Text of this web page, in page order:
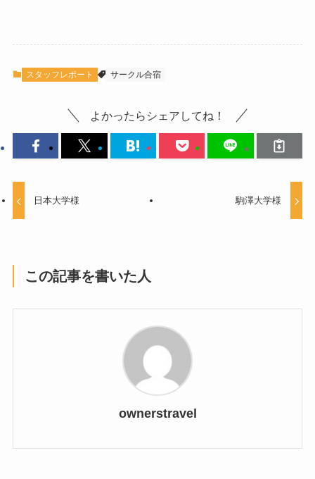
スタッフレポート サークル合宿
よかったらシェアしてね！
日本大学様 駒澤大学様
この記事を書いた人
ownerstravel